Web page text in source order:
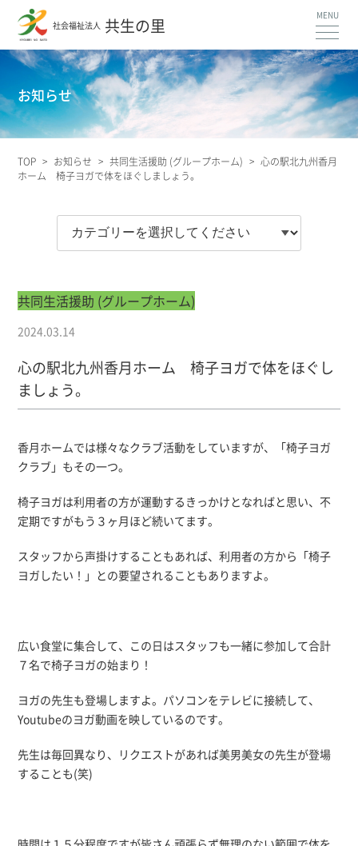
社会福祉法人 共生の里
お知らせ
TOP > お知らせ > 共同生活援助 (グループホーム) > 心の駅北九州香月
ホーム 椅子ヨガで体をほぐしましょう。
共同生活援助 (グループホーム)
2024.03.14
心の駅北九州香月ホーム 椅子ヨガで体をほぐし
ましょう。
香月ホームでは様々なクラブ活動をしていますが、「椅子ヨガ
クラブ」もその一つ。
椅子ヨガは利用者の方が運動するきっかけとなればと思い、不
定期ですがもう３ヶ月ほど続いてます。
スタッフから声掛けすることもあれば、利用者の方から「椅子
ヨガしたい！」との要望されることもありますよ。
広い食堂に集合して、この日はスタッフも一緒に参加して合計
７名で椅子ヨガの始まり！
ヨガの先生も登場しますよ。パソコンをテレビに接続して、
Youtubeのヨガ動画を映しているのです。
先生は毎回異なり、リクエストがあれば美男美女の先生が登場
することも(笑)